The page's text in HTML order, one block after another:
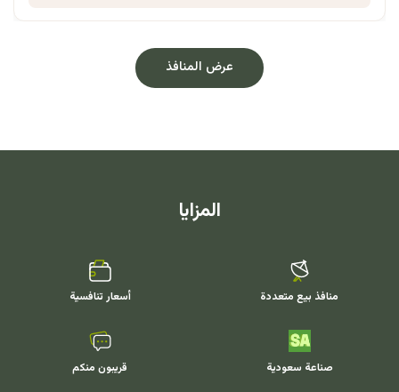
عرض المنافذ
المزايا
منافذ بيع متعددة أسعار تنافسية
صناعة سعودية قريبون منكم